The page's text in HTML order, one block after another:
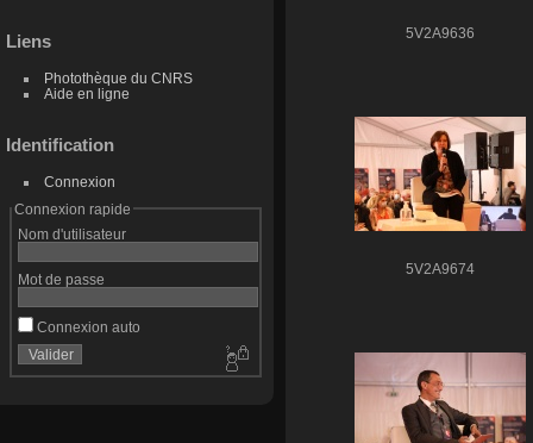
Liens
Photothèque du CNRS
Aide en ligne
Identification
Connexion
Connexion rapide
Nom d'utilisateur
Mot de passe
Connexion auto
5V2A9636
5V2A9674